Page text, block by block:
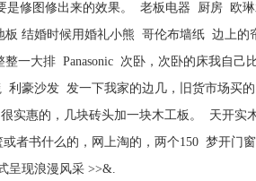
修图修出来的效果。 老板电器 厨房 欧
结婚时候用婚礼小熊 哥伦布墙纸 边上的
一大排 Panasonic 次卧，次卧的床我自
豪沙发 发一下我家的边几，旧货市场买
实惠的，几块砖头加一块木工板。 天开实
者书什么的，网上淘的，两个150 梦开门
呈现浪漫风采 >>&.